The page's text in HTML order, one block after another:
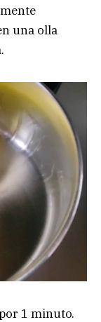
una olla
1 minuto.